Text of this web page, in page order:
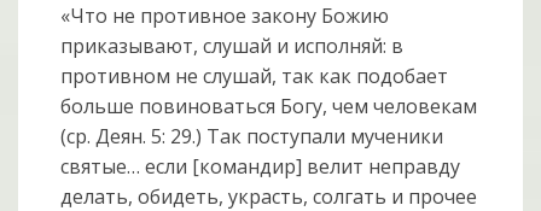
«Что не противное закону Божию
приказывают, слушай и исполняй: в
противном не слушай, так как подобает
больше повиноваться Богу, чем человекам
(ср. Деян. 5: 29.) Так поступали мученики
святые… если [командир] велит неправду
делать, обидеть, украсть, солгать и прочее